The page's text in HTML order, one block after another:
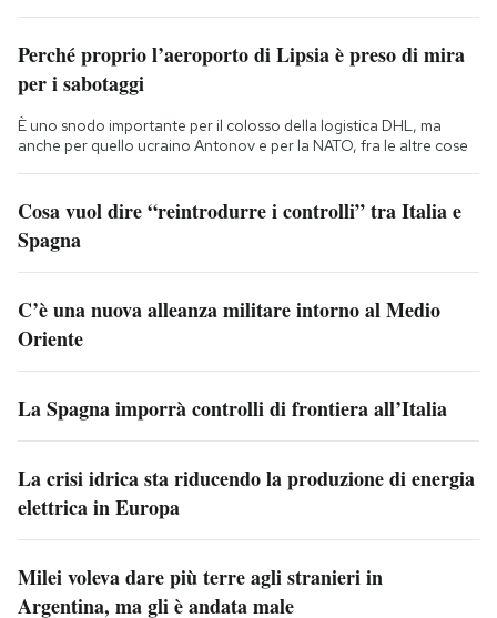
Perché proprio l’aeroporto di Lipsia è preso di mira
per i sabotaggi
È uno snodo importante per il colosso della logistica DHL, ma
anche per quello ucraino Antonov e per la NATO, fra le altre cose
Cosa vuol dire “reintrodurre i controlli” tra Italia e
Spagna
C’è una nuova alleanza militare intorno al Medio
Oriente
La Spagna imporrà controlli di frontiera all’Italia
La crisi idrica sta riducendo la produzione di energia
elettrica in Europa
Milei voleva dare più terre agli stranieri in
Argentina, ma gli è andata male